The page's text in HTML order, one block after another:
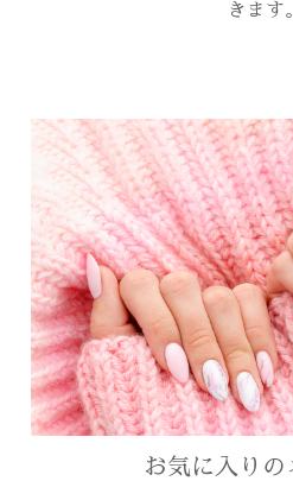
スタッフ
求人案内
WEB予約
きます。
お気に入りの